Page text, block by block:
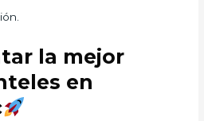
la mejor
en